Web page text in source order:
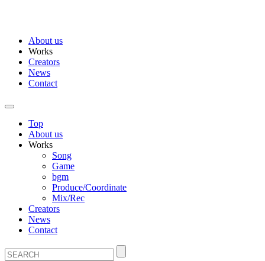
About us
Works
Creators
News
Contact
Top
About us
Works
Song
Game
bgm
Produce/Coordinate
Mix/Rec
Creators
News
Contact